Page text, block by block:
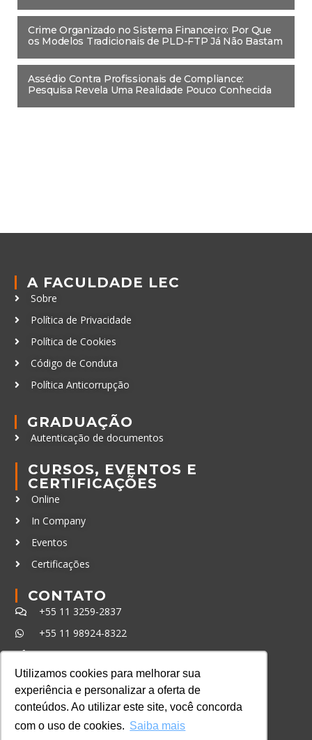
Utilizamos cookies para melhorar sua
experiência e personalizar a oferta de
conteúdos. Ao utilizar este site, você concorda
com o uso de cookies. Saiba mais
Crime Organizado no Sistema Financeiro: Por Que
os Modelos Tradicionais de PLD-FTP Já Não Bastam
Assédio Contra Profissionais de Compliance:
Pesquisa Revela Uma Realidade Pouco Conhecida
A FACULDADE LEC
Sobre
Política de Privacidade
Política de Cookies
Código de Conduta
Política Anticorrupção
GRADUAÇÃO
Autenticação de documentos
CURSOS, EVENTOS E
CERTIFICAÇÕES
Online
In Company
Eventos
Certificações
CONTATO
+55 11 3259-2837
+55 11 98924-8322
contato@lec.com.br
Ferramenta Antifraude
Consulte aqui o cadastro da Instituição no